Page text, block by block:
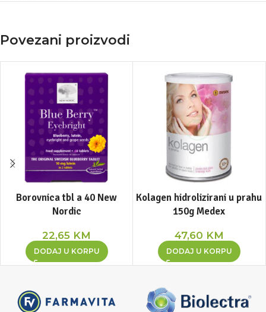
Povezani proizvodi
Borovnica tbl a 40 New
Nordic
22,65 KM
DODAJ U KORPU
Kolagen hidrolizirani u prahu
150g Medex
47,60 KM
DODAJ U KORPU